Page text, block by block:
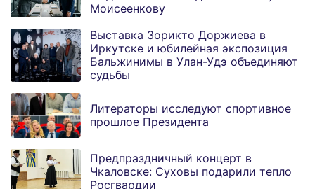
Моисеенкову
Выставка Зорикто Доржиева в
Иркутске и юбилейная экспозиция
Бальжинимы в Улан-Удэ объединяют
судьбы
Литераторы исследуют спортивное
прошлое Президента
Предпраздничный концерт в
Чкаловске: Суховы подарили тепло
Росгвардии